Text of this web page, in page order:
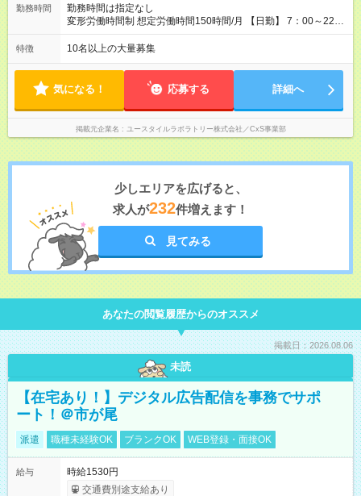
す。
勤務時間
勤務時間は指定なし
変形労働時間制 想定労働時間150時間/月 【日勤】 7：00～22：
00の間で7.5時間勤務／休憩1時間 【夜勤】 17：00～翌10：00
の15時間勤務／休憩2時間 ※勤務時間は各施設のシフトによるシ
程度）
特徴 10名以上の大量募集
気になる！ 応募する 詳細へ
掲載元企業名 ユースタイルラボラトリー株式会社／CxS事業部
少しエリアを広げると、
求人が232件増えます！
見てみる
あなたの閲覧履歴からのオススメ
掲載日：2026.08.06
未読
【在宅あり！】デジタル広告配信を事務でサポ
ート！＠市が尾
派遣 職種未経験OK ブランクOK WEB登録・面接OK
給与
時給1530円
交通費別途支給あり